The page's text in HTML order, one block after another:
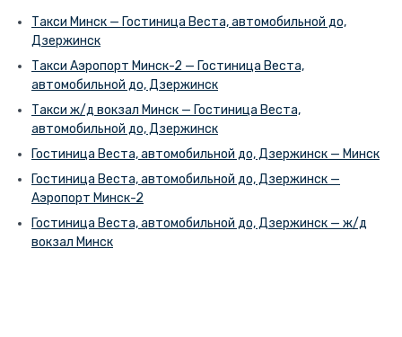
Такси Минск — Гостиница Веста, автомобильной до,
Дзержинск
Такси Аэропорт Минск-2 — Гостиница Веста,
автомобильной до, Дзержинск
Такси ж/д вокзал Минск — Гостиница Веста,
автомобильной до, Дзержинск
Гостиница Веста, автомобильной до, Дзержинск — Минск
Гостиница Веста, автомобильной до, Дзержинск —
Аэропорт Минск-2
Гостиница Веста, автомобильной до, Дзержинск — ж/д
вокзал Минск